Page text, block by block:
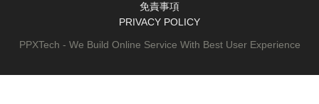
免責事項
PRIVACY POLICY
PPXTech - We Build Online Service With Best User Experience